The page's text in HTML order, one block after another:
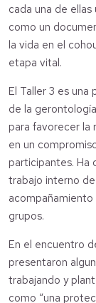
cada una de
como un
la vida en el
etapa vital.
El Taller 3 es
de la
para favorecer la
en un
participantes. Ha
trabajo interno
grupos.
En el encuentro
presentaron
trabajando y
como “una